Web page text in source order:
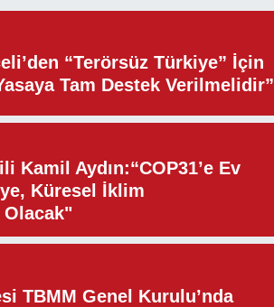
“Terörsüz Türkiye” İçin
Tam Destek Verilmelidir”
Kamil Aydın:“COP31’e Ev
Küresel İklim
TBMM Genel Kurulu’nda